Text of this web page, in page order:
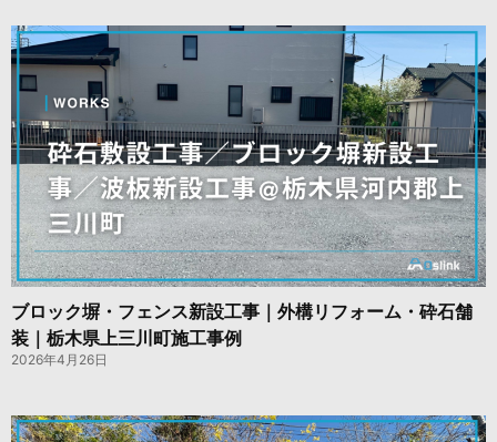
ブロック塀・フェンス新設工事｜外構リフォーム・砕石舗
装｜栃木県上三川町施工事例
2026年4月26日